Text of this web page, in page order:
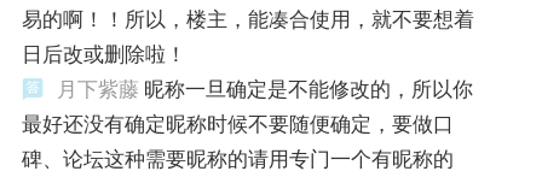
易的啊！！所以，楼主，能凑合使用，就不要想着
日后改或删除啦！
月下紫藤 昵称一旦确定是不能修改的，所以你
最好还没有确定昵称时候不要随便确定，要做口
碑、论坛这种需要昵称的请用专门一个有昵称的